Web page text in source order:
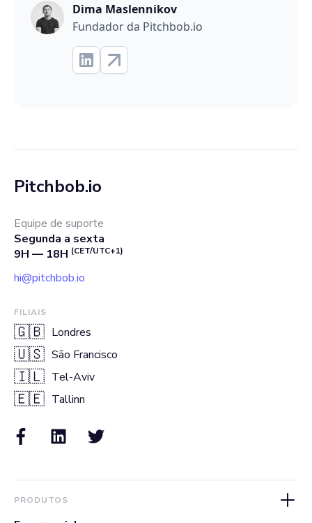
Dima Maslennikov
Fundador da Pitchbob.io
Pitchbob.io
Equipe de suporte
Segunda a sexta
9H — 18H (CET/UTC+1)
hi@pitchbob.io
FILIAIS
🇬🇧 Londres
🇺🇸 São Francisco
🇮🇱 Tel-Aviv
🇪🇪 Tallinn
PRODUTOS